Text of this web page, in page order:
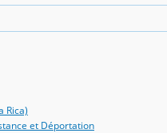
Rica)
et Déportation